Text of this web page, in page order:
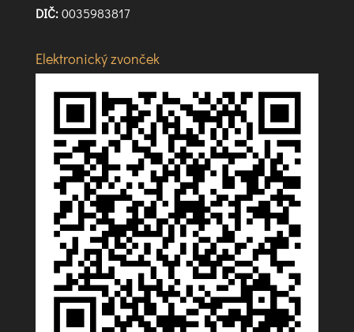
DIČ:0035983817
Elektronický zvonček